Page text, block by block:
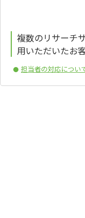
複数のリサーチ
用いただいたお
担当者の対応につい